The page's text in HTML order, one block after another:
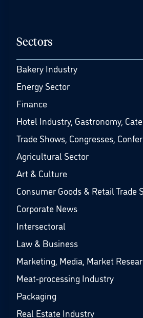
Sectors
Bakery Industry
Energy Sector
Finance
Hotel Industry, Gastronomy,
Trade Shows, Congresses,
Agricultural Sector
Art & Culture
Consumer Goods & Retail Trade
Corporate News
Intersectoral
Law & Business
Marketing, Media, Market
Meat-processing Industry
Packaging
Real Estate Industry